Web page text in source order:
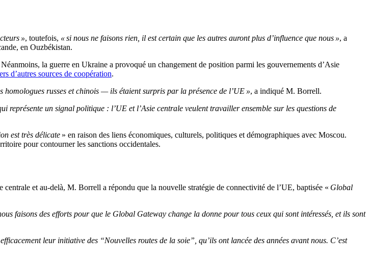
», toutefois, « si nous ne faisons rien, il est certain que les autres auront plus d’influence que nous », a
en Ouzbékistan.
la guerre en Ukraine a provoqué un changement de position parmi les gouvernements d’Asie
d’autres sources de coopération.
russes et chinois — ils étaient surpris par la présence de l’UE », a indiqué M. Borrell.
représente un signal politique : l’UE et l’Asie centrale veulent travailler ensemble sur les questions de
est très délicate » en raison des liens économiques, culturels, politiques et démographiques avec Moscou.
pour contourner les sanctions occidentales.
et au-delà, M. Borrell a répondu que la nouvelle stratégie de connectivité de l’UE, baptisée « Global
faisons des efforts pour que le Global Gateway change la donne pour tous ceux qui sont intéressés, et ils sont
leur initiative des “Nouvelles routes de la soie”, qu’ils ont lancée des années avant nous. C’est